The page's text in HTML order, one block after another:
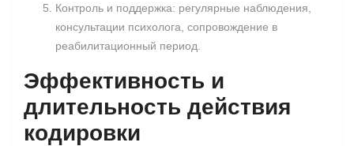
Контроль и поддержка: регулярные наблюдения,
консультации психолога, сопровождение в
реабилитационный период.
Эффективность и
длительность действия
кодировки